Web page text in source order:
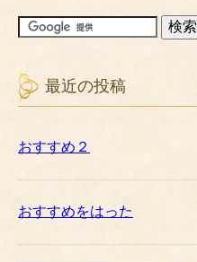
最近の投稿
おすすめ２
おすすめをはった